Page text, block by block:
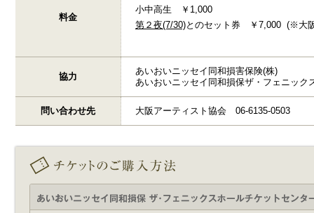
料金
小中高生 ￥1,000
第２夜(7/30)とのセット券 ￥7,000 (※大
協力
あいおいニッセイ同和損害保険(株)
あいおいニッセイ同和損保ザ・フェニック
問い合わせ先 大阪アーティスト協会 06-6135-0503